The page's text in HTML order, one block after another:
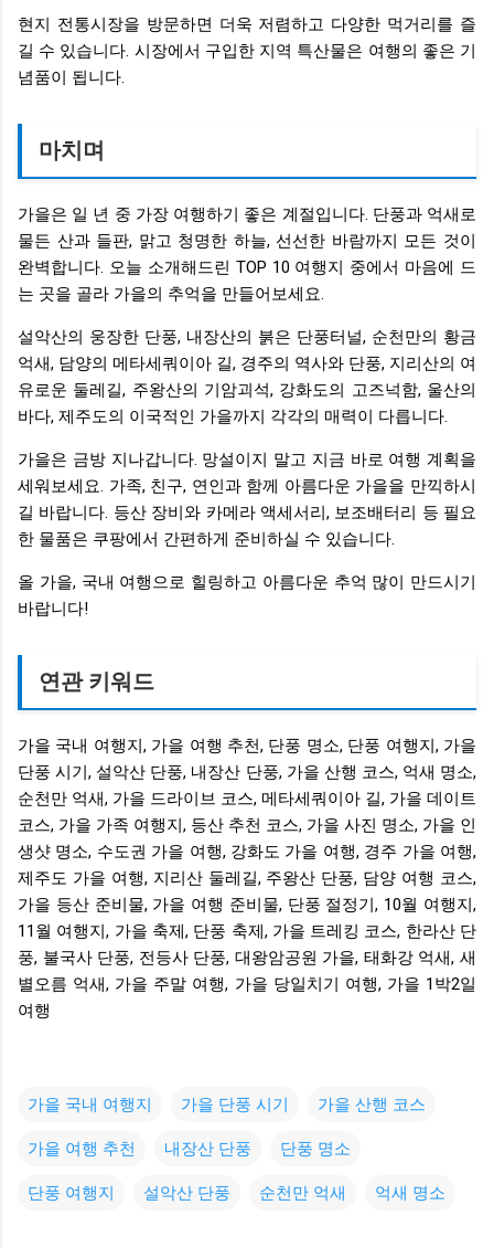
현지 전통시장을 방문하면 더욱 저렴하고 다양한 먹거리를 즐
길 수 있습니다. 시장에서 구입한 지역 특산물은 여행의 좋은 기
념품이 됩니다.
마치며
가을은 일 년 중 가장 여행하기 좋은 계절입니다. 단풍과 억새로
물든 산과 들판, 맑고 청명한 하늘, 선선한 바람까지 모든 것이
완벽합니다. 오늘 소개해드린 TOP 10 여행지 중에서 마음에 드
는 곳을 골라 가을의 추억을 만들어보세요.
설악산의 웅장한 단풍, 내장산의 붉은 단풍터널, 순천만의 황금
억새, 담양의 메타세쿼이아 길, 경주의 역사와 단풍, 지리산의 여
유로운 둘레길, 주왕산의 기암괴석, 강화도의 고즈넉함, 울산의
바다, 제주도의 이국적인 가을까지 각각의 매력이 다릅니다.
가을은 금방 지나갑니다. 망설이지 말고 지금 바로 여행 계획을
세워보세요. 가족, 친구, 연인과 함께 아름다운 가을을 만끽하시
길 바랍니다. 등산 장비와 카메라 액세서리, 보조배터리 등 필요
한 물품은 쿠팡에서 간편하게 준비하실 수 있습니다.
올 가을, 국내 여행으로 힐링하고 아름다운 추억 많이 만드시기
바랍니다!
연관 키워드
가을 국내 여행지, 가을 여행 추천, 단풍 명소, 단풍 여행지, 가을
단풍 시기, 설악산 단풍, 내장산 단풍, 가을 산행 코스, 억새 명소,
순천만 억새, 가을 드라이브 코스, 메타세쿼이아 길, 가을 데이트
코스, 가을 가족 여행지, 등산 추천 코스, 가을 사진 명소, 가을 인
생샷 명소, 수도권 가을 여행, 강화도 가을 여행, 경주 가을 여행,
제주도 가을 여행, 지리산 둘레길, 주왕산 단풍, 담양 여행 코스,
가을 등산 준비물, 가을 여행 준비물, 단풍 절정기, 10월 여행지,
11월 여행지, 가을 축제, 단풍 축제, 가을 트레킹 코스, 한라산 단
풍, 불국사 단풍, 전등사 단풍, 대왕암공원 가을, 태화강 억새, 새
별오름 억새, 가을 주말 여행, 가을 당일치기 여행, 가을 1박2일
여행
가을 국내 여행지 가을 단풍 시기 가을 산행 코스
가을 여행 추천 내장산 단풍 단풍 명소
단풍 여행지 설악산 단풍 순천만 억새 억새 명소